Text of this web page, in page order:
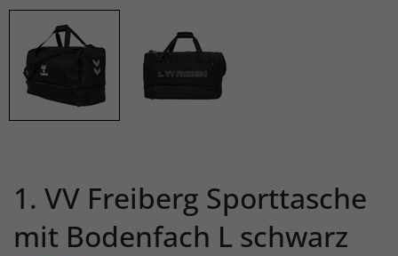
1. VV Freiberg Sporttasche
mit Bodenfach L schwarz